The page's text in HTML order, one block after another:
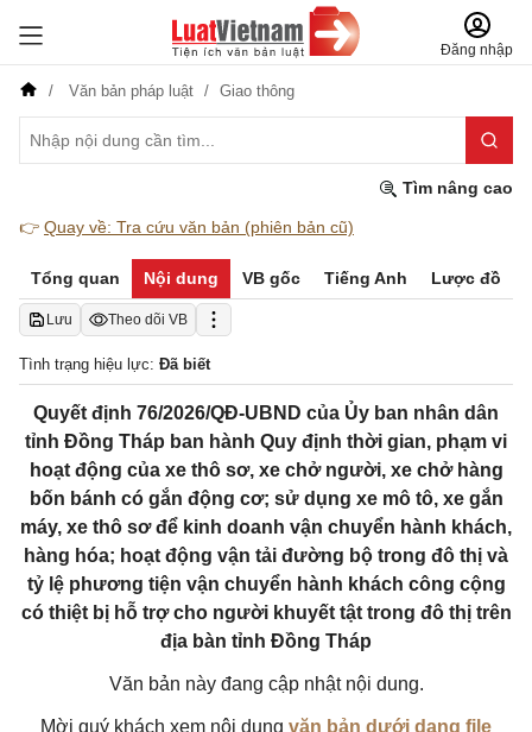
Đăng nhập
Văn bản pháp luật Giao thông
Tìm nâng cao
👉 Quay về: Tra cứu văn bản (phiên bản cũ)
Tổng quan Nội dung VB gốc Tiếng Anh Lược đồ
Lưu Theo dõi VB
Tình trạng hiệu lực: Đã biết
Quyết định 76/2026/QĐ-UBND của Ủy ban nhân dân
tỉnh Đồng Tháp ban hành Quy định thời gian, phạm vi
hoạt động của xe thô sơ, xe chở người, xe chở hàng
bốn bánh có gắn động cơ; sử dụng xe mô tô, xe gắn
máy, xe thô sơ để kinh doanh vận chuyển hành khách,
hàng hóa; hoạt động vận tải đường bộ trong đô thị và
tỷ lệ phương tiện vận chuyển hành khách công cộng
có thiệt bị hỗ trợ cho người khuyết tật trong đô thị trên
địa bàn tỉnh Đồng Tháp
Văn bản này đang cập nhật nội dung.
Mời quý khách xem nội dung văn bản dưới dạng file